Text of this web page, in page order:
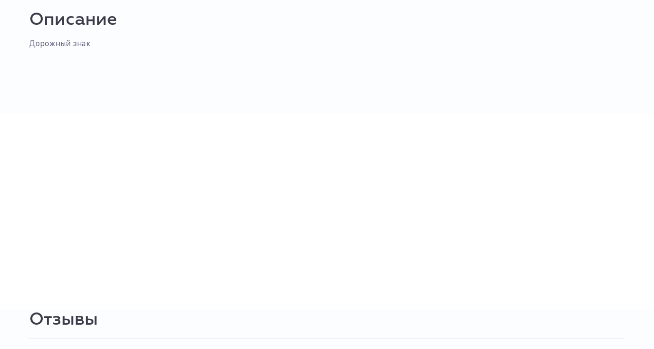
Описание
Дорожный знак
Отзывы